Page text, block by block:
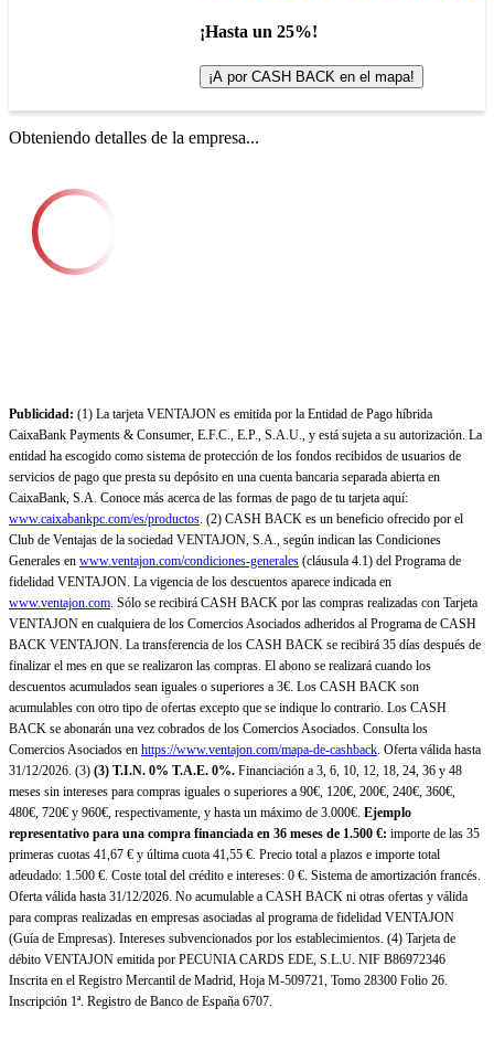
¡Hasta un 25%!
¡A por CASH BACK en el mapa!
Obteniendo detalles de la empresa...
Publicidad: (1) La tarjeta VENTAJON es emitida por la Entidad de Pago híbrida
CaixaBank Payments & Consumer, E.F.C., E.P., S.A.U., y está sujeta a su autorización. La
entidad ha escogido como sistema de protección de los fondos recibidos de usuarios de
servicios de pago que presta su depósito en una cuenta bancaria separada abierta en
CaixaBank, S.A. Conoce más acerca de las formas de pago de tu tarjeta aquí:
www.caixabankpc.com/es/productos. (2) CASH BACK es un beneficio ofrecido por el
Club de Ventajas de la sociedad VENTAJON, S.A., según indican las Condiciones
Generales en www.ventajon.com/condiciones-generales (cláusula 4.1) del Programa de
fidelidad VENTAJON. La vigencia de los descuentos aparece indicada en
www.ventajon.com. Sólo se recibirá CASH BACK por las compras realizadas con Tarjeta
VENTAJON en cualquiera de los Comercios Asociados adheridos al Programa de CASH
BACK VENTAJON. La transferencia de los CASH BACK se recibirá 35 días después de
finalizar el mes en que se realizaron las compras. El abono se realizará cuando los
descuentos acumulados sean iguales o superiores a 3€. Los CASH BACK son
acumulables con otro tipo de ofertas excepto que se indique lo contrario. Los CASH
BACK se abonarán una vez cobrados de los Comercios Asociados. Consulta los
Comercios Asociados en https://www.ventajon.com/mapa-de-cashback. Oferta válida hasta
31/12/2026. (3) (3) T.I.N. 0% T.A.E. 0%. Financiación a 3, 6, 10, 12, 18, 24, 36 y 48
meses sin intereses para compras iguales o superiores a 90€, 120€, 200€, 240€, 360€,
480€, 720€ y 960€, respectivamente, y hasta un máximo de 3.000€. Ejemplo
representativo para una compra financiada en 36 meses de 1.500 €: importe de las 35
primeras cuotas 41,67 € y última cuota 41,55 €. Precio total a plazos e importe total
adeudado: 1.500 €. Coste total del crédito e intereses: 0 €. Sistema de amortización francés.
Oferta válida hasta 31/12/2026. No acumulable a CASH BACK ni otras ofertas y válida
para compras realizadas en empresas asociadas al programa de fidelidad VENTAJON
(Guía de Empresas). Intereses subvencionados por los establecimientos. (4) Tarjeta de
débito VENTAJON emitida por PECUNIA CARDS EDE, S.L.U. NIF B86972346
Inscrita en el Registro Mercantil de Madrid, Hoja M-509721, Tomo 28300 Folio 26.
Inscripción 1ª. Registro de Banco de España 6707.